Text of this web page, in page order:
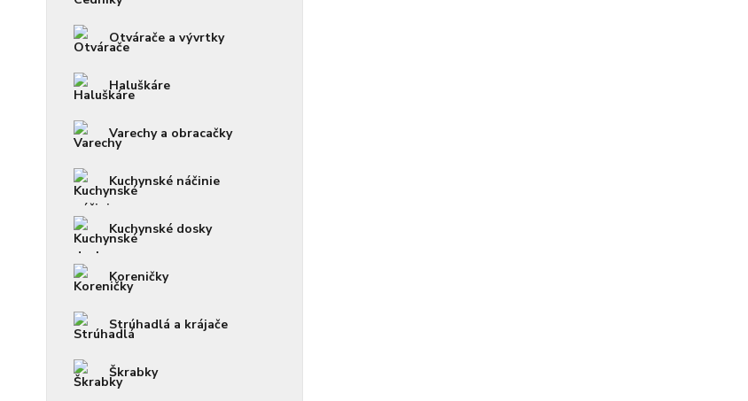
Otvárače a vývrtky
Haluškáre
Varechy a obracačky
Kuchynské náčinie
Kuchynské dosky
Koreničky
Strúhadlá a krájače
Škrabky